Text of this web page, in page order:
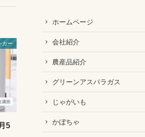
カー
5
ホームページ
会社紹介
農産品紹介
グリーンアスパラガス
じゃがいも
かぼちゃ